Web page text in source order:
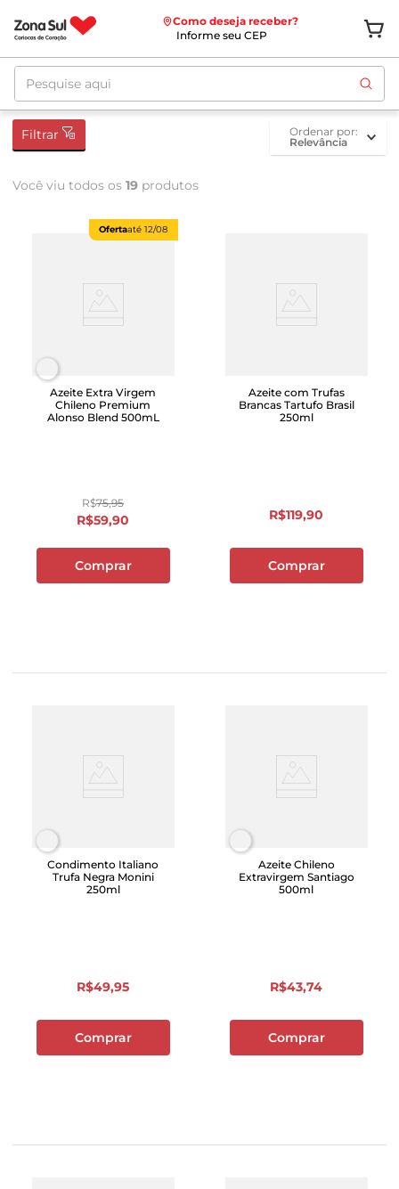
Como deseja receber?
Informe seu CEP
Pesquise aqui
Filtrar
ordenar por
Relevância
Você viu todos os 19 produtos
Ofertaaté 12/08
Azeite Extra Virgem
Chileno Premium
Alonso Blend 500mL
R$75,95
R$59,90
Comprar
Azeite com Trufas
Brancas Tartufo Brasil
250ml
R$119,90
Comprar
Condimento Italiano
Trufa Negra Monini
250ml
R$49,95
Comprar
Azeite Chileno
Extravirgem Santiago
500ml
R$43,74
Comprar